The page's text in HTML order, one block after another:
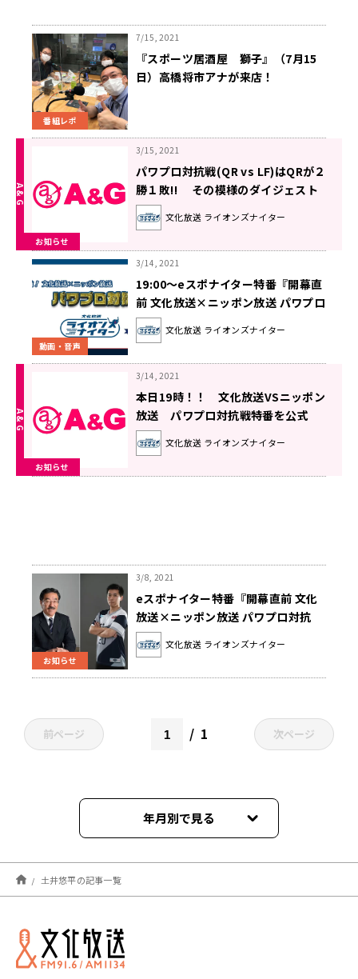
番組レポ
7/15, 2021
『スポーツ居酒屋 獅子』（7月15
日）高橋将市アナが来店！
お知らせ
3/15, 2021
パワプロ対抗戦(QR vs LF)はQRが２
勝１敗!! その模様のダイジェスト
を3/19(金)16時からの超！A&G＋ス
ペシャルで放送！
文化放送 ライオンズナイター
動画・音声
3/14, 2021
19:00〜eスポナイター特番『開幕直
前 文化放送×ニッポン放送 パワプロ
対抗戦！』
文化放送 ライオンズナイター
お知らせ
3/14, 2021
本日19時！！ 文化放送VSニッポン
放送 パワプロ対抗戦特番を公式
YouTubeチャンネルにて生配信！
文化放送 ライオンズナイター
お知らせ
3/8, 2021
eスポナイター特番『開幕直前 文化
放送×ニッポン放送 パワプロ対抗
戦！』開催決定！
文化放送 ライオンズナイター
前ページ 1 次ページ
年月別で見る
2025年11月
2025年10月
2025年09月
土井悠平の記事一覧